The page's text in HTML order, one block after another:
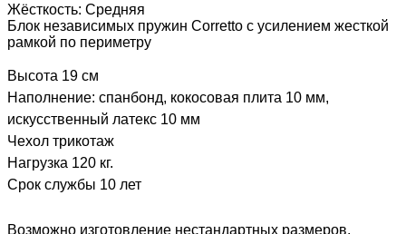
Жёсткость: Средняя
Блок независимых пружин Corretto с усилением жесткой
рамкой по периметру
Высота 19 см
Наполнение: спанбонд, кокосовая плита 10 мм,
искусственный латекс 10 мм
Чехол трикотаж
Нагрузка 120 кг.
Срок службы 10 лет
Возможно изготовление нестандартных размеров.